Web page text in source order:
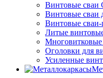
Винтовые
Винтовые сваи
Винтовые
Литые
Многовитковые
Оголовки для
Усиленные